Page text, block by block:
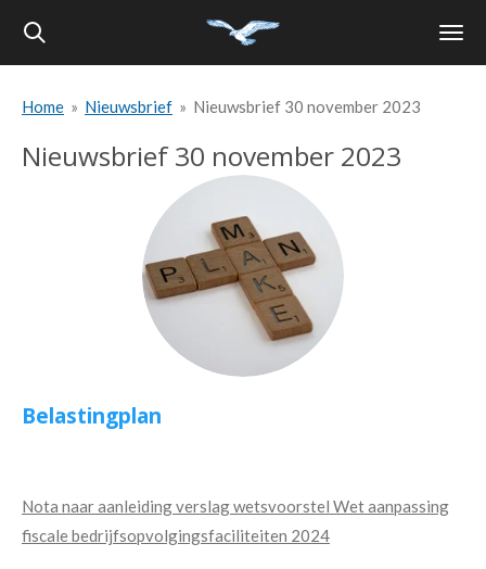
Ga
deHome » Nieuwsbrief » Nieuwsbrief 30 november 2023
Nieuwsbrief 30 november 2023
Belastingplan
Nota naar aanleiding verslag wetsvoorstel Wet aanpassing
fiscale bedrijfsopvolgingsfaciliteiten 2024